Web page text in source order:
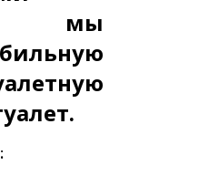
мы
.